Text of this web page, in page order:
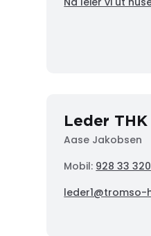
Leder THK
Aase Jakobsen
Mobil: 928 33 320
leder1@tromso-